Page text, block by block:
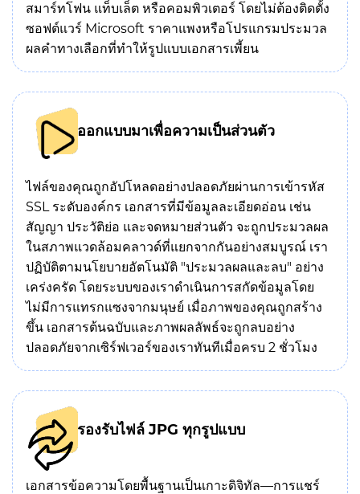
สมาร์ทโฟน แท็บเล็ต หรือคอมพิวเตอร์ โดยไม่ต้องติดตั้ง
ซอฟต์แวร์ Microsoft ราคาแพงหรือโปรแกรมประมวล
ผลคำทางเลือกที่ทำให้รูปแบบเอกสารเพี้ยน
ออกแบบมาเพื่อความเป็นส่วนตัว
ไฟล์ของคุณถูกอัปโหลดอย่างปลอดภัยผ่านการเข้ารหัส
SSL ระดับองค์กร เอกสารที่มีข้อมูลละเอียดอ่อน เช่น
สัญญา ประวัติย่อ และจดหมายส่วนตัว จะถูกประมวลผล
ในสภาพแวดล้อมคลาวด์ที่แยกจากกันอย่างสมบูรณ์ เรา
ปฏิบัติตามนโยบายอัตโนมัติ "ประมวลผลและลบ" อย่าง
เคร่งครัด โดยระบบของเราดำเนินการสกัดข้อมูลโดย
ไม่มีการแทรกแซงจากมนุษย์ เมื่อภาพของคุณถูกสร้าง
ขึ้น เอกสารต้นฉบับและภาพผลลัพธ์จะถูกลบอย่าง
ปลอดภัยจากเซิร์ฟเวอร์ของเราทันทีเมื่อครบ 2 ชั่วโมง
รองรับไฟล์ JPG ทุกรูปแบบ
เอกสารข้อความโดยพื้นฐานเป็นเกาะดิจิทัล—การแชร์